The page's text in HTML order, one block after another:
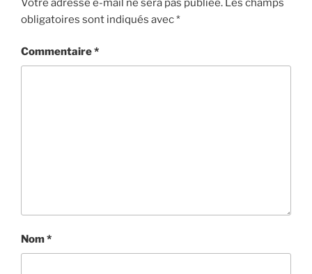
Votre adresse e-mail ne sera pas publiée. Les champs
obligatoires sont indiqués avec*
Commentaire*
Nom*